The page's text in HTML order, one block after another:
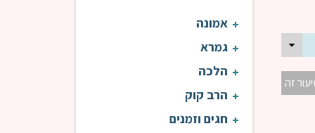
זה
אמונה
גמרא
הלכה
הרב קוק
חגים וזמנים